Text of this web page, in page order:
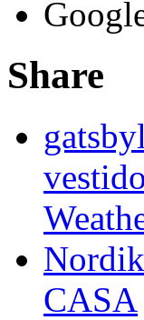
Share
CASA